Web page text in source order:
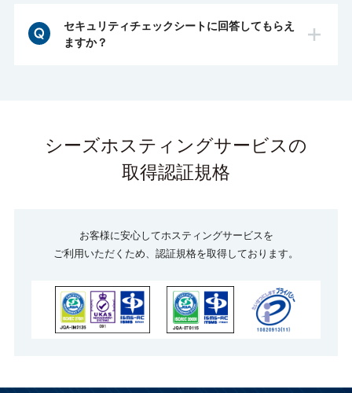
りと合わせてお知らせいたします。
間、サーバーのお試し利用が可能です。
お試し期間中はお客様がサイトやシステムの動
※お試し期間中はセキュリティ機能(WAF・マ
ルウェア検知)などは稼働しません。
セキュリティチェックシートに回答してもらえ
ますか？
す。
※セキュリティーチェックシートへの回答内容
シーズホスティングサービスの
取得認証規格
お客様に安心してホスティングサービスを
ご利用いただくため、認証規格を取得しております。